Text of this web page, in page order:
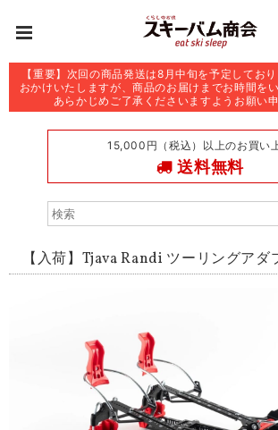
【重要】次回の商品発送は8月中旬を予定してお
おかけいたしますが、商品のお届けまでお時間を
あらかじめご了承くださいますようお願い申
15,000円（税込）以上のお買い
送料無料
【入荷】Tjava Randi ツーリングアダ